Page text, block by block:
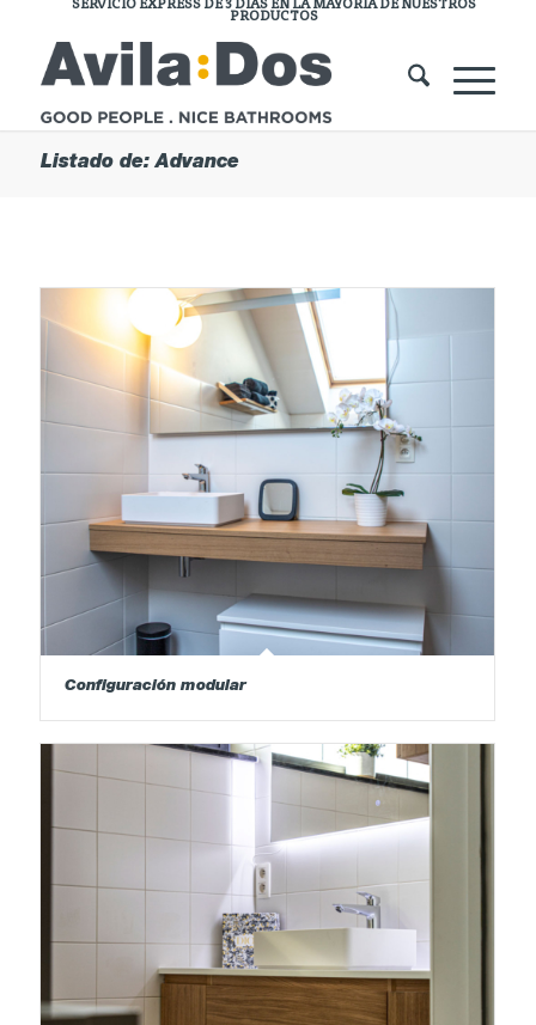
SERVICIO EXPRESS DE 3 DÍAS EN LA MAYORÍA DE NUESTROS
PRODUCTOS
Listado de: Advance
Configuración modular